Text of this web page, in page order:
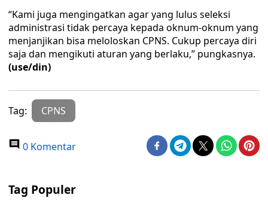
“Kami juga mengingatkan agar yang lulus seleksi
administrasi tidak percaya kepada oknum-oknum yang
menjanjikan bisa meloloskan CPNS. Cukup percaya diri
saja dan mengikuti aturan yang berlaku,” pungkasnya.
(use/din)
Tag: CPNS
0 Komentar
Tag Populer